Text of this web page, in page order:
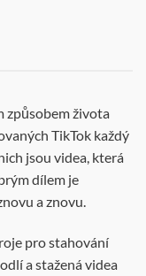
způsobem života
TikTok každý
jsou videa, která
dílem je
a znovu.
pro stahování
a stažená videa